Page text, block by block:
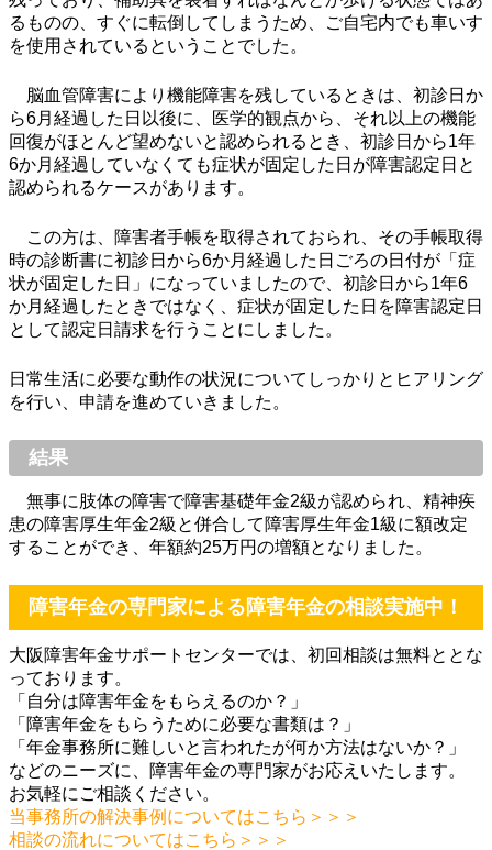
るものの、すぐに転倒してしまうため、ご自宅内でも車いす
を使用されているということでした。
脳血管障害により機能障害を残しているときは、初診日か
ら6月経過した日以後に、医学的観点から、それ以上の機能
回復がほとんど望めないと認められるとき、初診日から1年
6か月経過していなくても症状が固定した日が障害認定日と
認められるケースがあります。
この方は、障害者手帳を取得されておられ、その手帳取得
時の診断書に初診日から6か月経過した日ごろの日付が「症
状が固定した日」になっていましたので、初診日から1年6
か月経過したときではなく、症状が固定した日を障害認定日
として認定日請求を行うことにしました。
日常生活に必要な動作の状況についてしっかりとヒアリング
を行い、申請を進めていきました。
結果
無事に肢体の障害で障害基礎年金2級が認められ、精神疾
患の障害厚生年金2級と併合して障害厚生年金1級に額改定
することができ、年額約25万円の増額となりました。
障害年金の専門家による障害年金の相談実施中！
大阪障害年金サポートセンターでは、初回相談は無料ととな
っております。
「自分は障害年金をもらえるのか？」
「障害年金をもらうために必要な書類は？」
「年金事務所に難しいと言われたが何か方法はないか？」
などのニーズに、障害年金の専門家がお応えいたします。
お気軽にご相談ください。
当事務所の解決事例についてはこちら＞＞＞
相談の流れについてはこちら＞＞＞